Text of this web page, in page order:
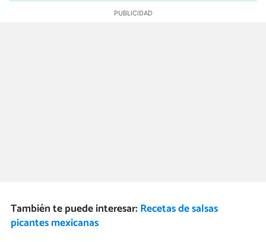
También te puede interesar: Recetas de salsas
picantes mexicanas